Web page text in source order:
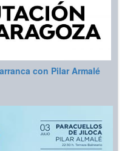
con Pilar Armalé